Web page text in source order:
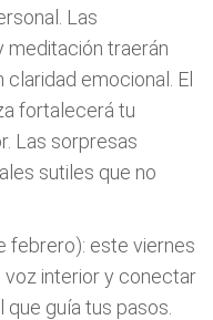
Las
meditación traerán
emocional. El
fortalecerá tu
Las sorpresas
sutiles que no
febrero): este viernes
voz interior y conectar
guía tus pasos.